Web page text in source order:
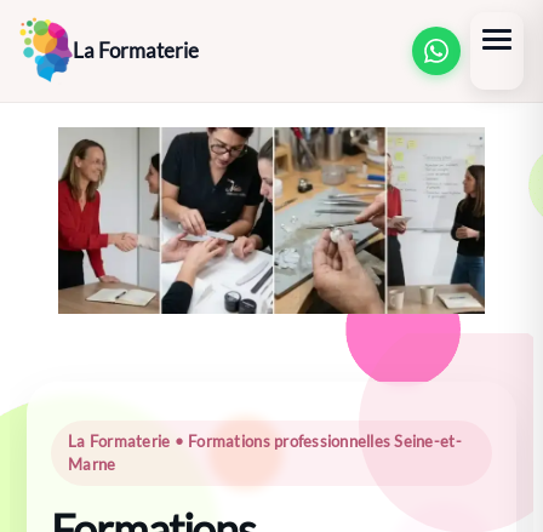
Aller
au
contenu
La Formaterie
La Formaterie • Formations professionnelles Seine-et-
Marne